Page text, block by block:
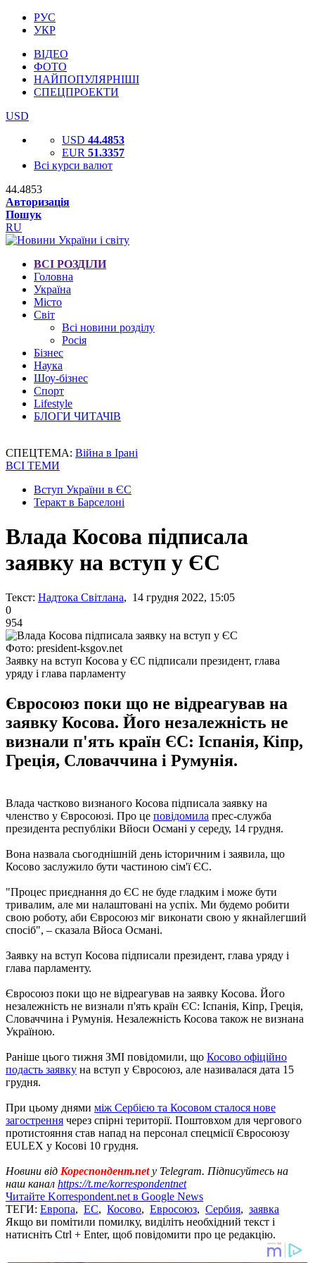
РУС
УКР
ВІДЕО
ФОТО
НАЙПОПУЛЯРНІШІ
СПЕЦПРОЕКТИ
USD
USD 44.4853
EUR 51.3357
Всі курси валют
44.4853
Авторизація
Пошук
RU
ВСІ РОЗДІЛИ
Головна
Україна
Місто
Світ
Всі новини розділу
Росія
Бізнес
Наука
Шоу-бізнес
Спорт
Lifestyle
БЛОГИ ЧИТАЧІВ
СПЕЦТЕМА: Війна в Ірані
ВСІ ТЕМИ
Вступ України в ЄС
Теракт в Барселоні
Влада Косова підписала
заявку на вступ у ЄС
Текст: Надтока Світлана, 14 грудня 2022, 15:05
0
954
Фото: president-ksgov.net
Заявку на вступ Косова у ЄС підписали президент, глава
уряду і глава парламенту
Євросоюз поки що не відреагував на
заявку Косова. Його незалежність не
визнали п'ять країн ЄС: Іспанія, Кіпр,
Греція, Словаччина і Румунія.
Влада частково визнаного Косова підписала заявку на
членство у Євросоюзі. Про це повідомила прес-служба
президента республіки Вйоси Османі у середу, 14 грудня.
Вона назвала сьогоднішній день історичним і заявила, що
Косово заслужило бути частиною сім'ї ЄС.
"Процес приєднання до ЄС не буде гладким і може бути
тривалим, але ми налаштовані на успіх. Ми будемо робити
свою роботу, аби Євросоюз міг виконати свою у якнайлегший
спосіб", – сказала Вйоса Османі.
Заявку на вступ Косова підписали президент, глава уряду і
глава парламенту.
Євросоюз поки що не відреагував на заявку Косова. Його
незалежність не визнали п'ять країн ЄС: Іспанія, Кіпр, Греція,
Словаччина і Румунія. Незалежність Косова також не визнана
Україною.
Раніше цього тижня ЗМІ повідомили, що Косово офіційно
подасть заявку на вступ у Євросоюз, але називалася дата 15
грудня.
При цьому днями між Сербією та Косовом сталося нове
загострення через спірні території. Поштовхом для чергового
протистояння став напад на персонал спецмісії Євросоюзу
EULEX у Косові 10 грудня.
Новини від Кореспондент.netу Telegram. Підписуйтесь на
наш канал https://t.me/korrespondentnet
Читайте Korrespondent.net в Google News
ТЕГИ: Европа, ЕС, Косово, Евросоюз, Сербия, заявка
Якщо ви помітили помилку, виділіть необхідний текст і
натисніть Ctrl + Enter, щоб повідомити про це редакцію.